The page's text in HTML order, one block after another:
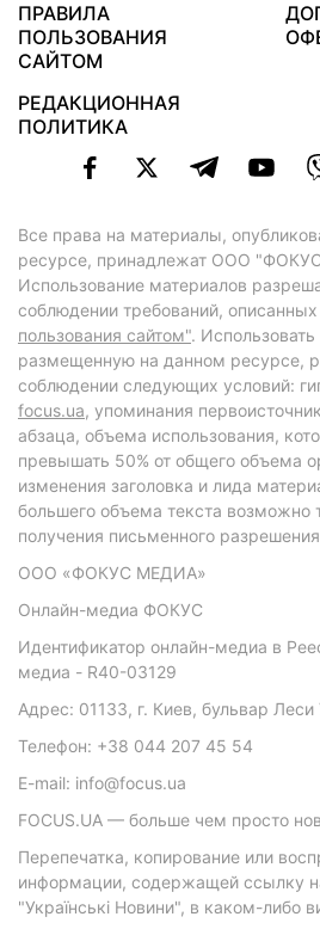
ПРАВИЛА
ПОЛЬЗОВАНИЯ
САЙТОМ
РЕДАКЦИОННАЯ
ПОЛИТИКА
Все права на материалы,
ресурсе, принадлежат ООО
Использование материалов
соблюдении требований, описанных
пользования сайтом".
размещенную на данном ресурсе,
соблюдении следующих условий:
focus.ua, упоминания
абзаца, объема использования,
превышать 50% от общего объема
изменения заголовка и лида
большего объема текста возможно
получения письменного
ООО «ФОКУС МЕДИА»
Онлайн-медиа ФОКУС
Идентификатор онлайн-медиа в
медиа - R40-03129
Адрес: 01133, г. Киев, бульвар Леси
Телефон: +38 044 207 45 54
E-mail: info@focus.ua
FOCUS.UA — больше чем просто
Перепечатка, копирование или
информации, содержащей ссылку
"Українські Новини", в каком-либо